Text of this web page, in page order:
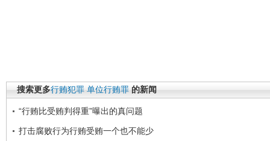
搜索更多行贿犯罪 单位行贿罪 的新闻
“行贿比受贿判得重”曝出的真问题
打击腐败行为行贿受贿一个也不能少